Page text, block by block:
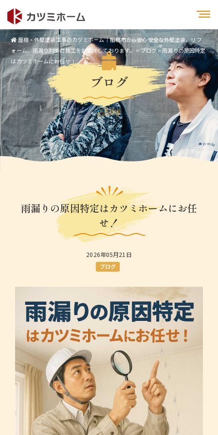
屋根・外壁塗装工事のカツミホーム｜船橋市から安心安全な外壁塗装、リフ
ォーム、雨漏り対策の施工をお届けしております。>ブログ>雨漏りの原因特定
はカツミホームにお任せ！
ブログ
Blog
雨漏りの原因特定はカツミホームにお任
せ！
2026年05月21日
ブログ